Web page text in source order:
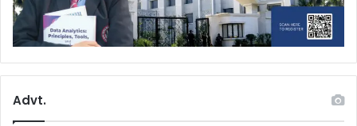
Advt.